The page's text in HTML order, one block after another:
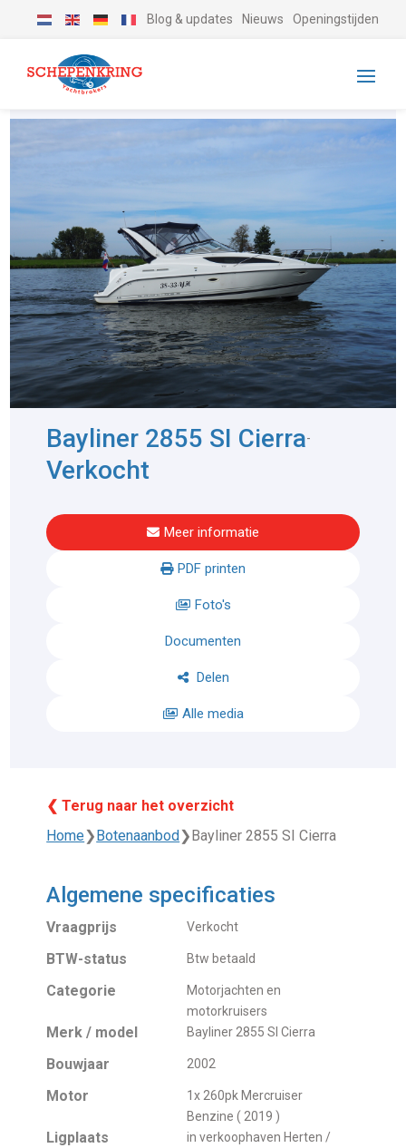
Blog & updates Nieuws Openingstijden
Bayliner 2855 SI Cierra-
Verkocht
Meer informatie
PDF printen
Foto's
Documenten
Delen
Alle media
❮ Terug naar het overzicht
Home❯ Botenaanbod ❯ Bayliner 2855 SI Cierra
Algemene specificaties
Vraagprijs Verkocht
BTW-status Btw betaald
Categorie
Motorjachten en
motorkruisers
Merk / model Bayliner 2855 SI Cierra
Bouwjaar 2002
Motor
1x 260pk Mercruiser
Benzine ( 2019 )
Ligplaats
in verkoophaven Herten /